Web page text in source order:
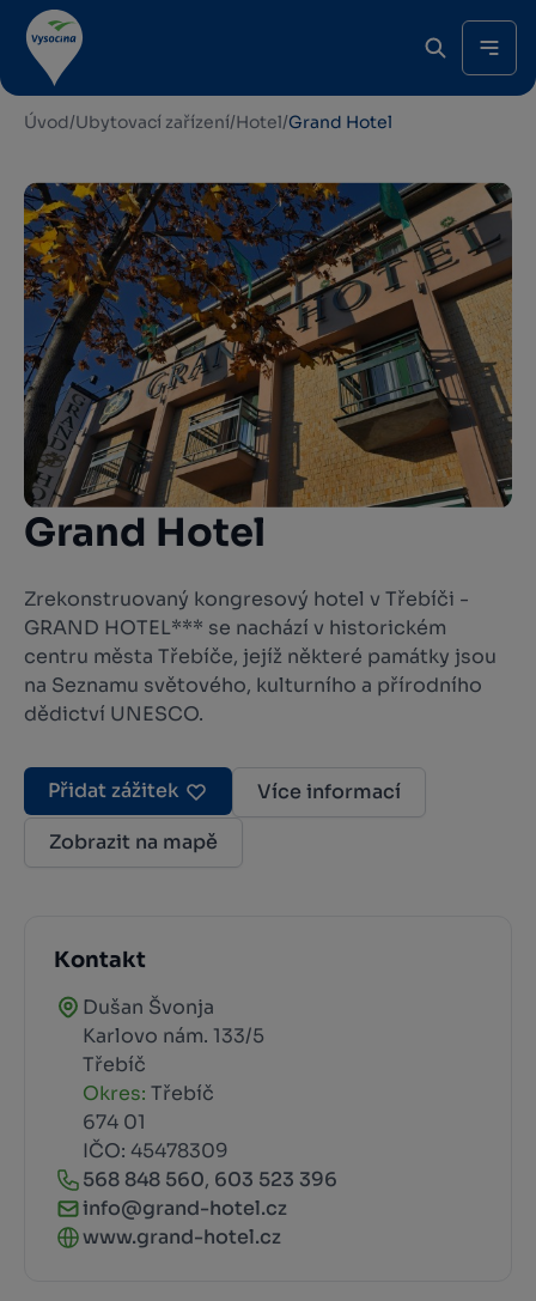
Úvod/Ubytovací zařízení/Hotel/Grand Hotel
Grand Hotel
Zrekonstruovaný kongresový hotel v Třebíči -
GRAND HOTEL*** se nachází v historickém
centru města Třebíče, jejíž některé památky jsou
na Seznamu světového, kulturního a přírodního
dědictví UNESCO.
Přidat zážitek
Více informací
Zobrazit na mapě
Kontakt
Dušan Švonja
Karlovo nám. 133/5
Třebíč
Okres: Třebíč
674 01
IČO: 45478309
568 848 560, 603 523 396
info@grand-hotel.cz
www.grand-hotel.cz